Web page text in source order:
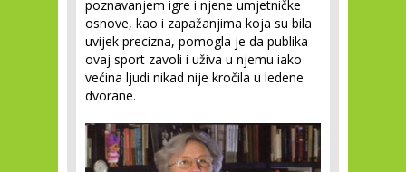
poznavanjem igre i njene umjetničke
osnove, kao i zapažanjima koja su bila
uvijek precizna, pomogla je da publika
ovaj sport zavoli i uživa u njemu iako
većina ljudi nikad nije kročila u ledene
dvorane.